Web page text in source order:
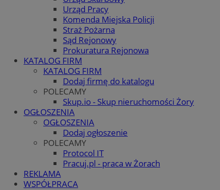
Urząd Pracy
Komenda Miejska Policji
Straż Pożarna
Sąd Rejonowy
Prokuratura Rejonowa
KATALOG FIRM
KATALOG FIRM
Dodaj firmę do katalogu
POLECAMY
Skup.io - Skup nieruchomości Żory
OGŁOSZENIA
OGŁOSZENIA
Dodaj ogłoszenie
POLECAMY
Protocol IT
Pracuj.pl - praca w Żorach
REKLAMA
WSPÓŁPRACA